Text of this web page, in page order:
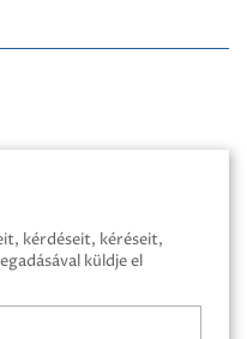
kérdéseit, kéréseit,
küldje el